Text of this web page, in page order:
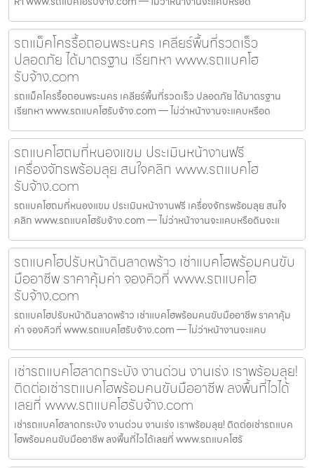
รถแม็คโครรื้อถอนพระนคร เคลียร์พื้นที่รวดเร็ว
ปลอดภัย ได้มาตรฐาน เรียกหา www.รถแบคโฮ
รับจ้าง.com
รถแม็คโครรื้อถอนพระนคร เคลียร์พื้นที่รวดเร็ว ปลอดภัย ได้มาตรฐาน
เรียกหา www.รถแบคโฮรับจ้าง.com — ไม่ว่าหน้างานจะแคบหรือด
รถแบคโฮถมที่หนองแขม ประเมินหน้างานฟรี
เครื่องจักรพร้อมลุย สนใจคลิก www.รถแบคโฮ
รับจ้าง.com
รถแบคโฮถมที่หนองแขม ประเมินหน้างานฟรี เครื่องจักรพร้อมลุย สนใจ
คลิก www.รถแบคโฮรับจ้าง.com — ไม่ว่าหน้างานจะแคบหรือดินจะแ
รถแบคโฮปรับหน้าดินลาดพร้าว เช่าแบคโฮพร้อมคนขับ
มืออาชีพ ราคาคุ้มค่า จองคิวที่ www.รถแบคโฮ
รับจ้าง.com
รถแบคโฮปรับหน้าดินลาดพร้าว เช่าแบคโฮพร้อมคนขับมืออาชีพ ราคาคุ้ม
ค่า จองคิวที่ www.รถแบคโฮรับจ้าง.com — ไม่ว่าหน้างานจะแคบ
เช่ารถแบคโฮลาดกระบัง งานด่วน งานเร่ง เราพร้อมลุย!
ติดต่อเช่ารถแบคโฮพร้อมคนขับมืออาชีพ ลงพื้นที่ไวได้
เลยที่ www.รถแบคโฮรับจ้าง.com
เช่ารถแบคโฮลาดกระบัง งานด่วน งานเร่ง เราพร้อมลุย! ติดต่อเช่ารถแบค
โฮพร้อมคนขับมืออาชีพ ลงพื้นที่ไวได้เลยที่ www.รถแบคโฮรั